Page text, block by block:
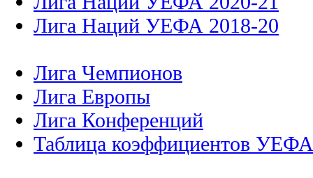
Лига Наций УЕФА 2018-20
Лига Чемпионов
Лига Европы
Лига Конференций
Таблица коэффициентов УЕФА